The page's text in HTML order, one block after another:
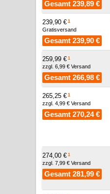
Gesamt 239,89 €
239,90 €1
Gratisversand
Gesamt 239,90 €
259,99 €1
zzgl. 6,99 € Versand
Gesamt 266,98 €
265,25 €1
zzgl. 4,99 € Versand
Gesamt 270,24 €
274,00 €1
zzgl. 7,99 € Versand
Gesamt 281,99 €